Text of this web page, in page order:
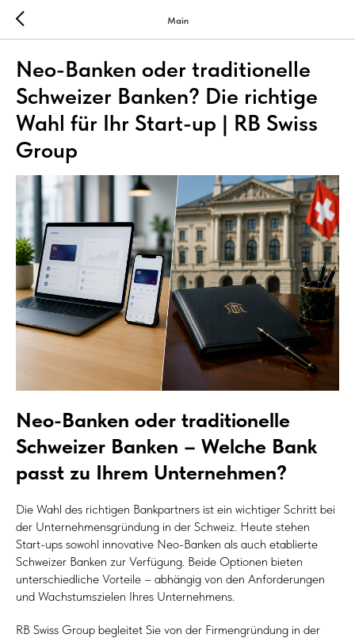
Main
Neo-Banken oder traditionelle
Schweizer Banken? Die richtige
Wahl für Ihr Start-up | RB Swiss
Group
Neo-Banken oder traditionelle
Schweizer Banken – Welche Bank
passt zu Ihrem Unternehmen?
Die Wahl des richtigen Bankpartners ist ein wichtiger Schritt bei
der Unternehmensgründung in der Schweiz. Heute stehen
Start-ups sowohl innovative Neo-Banken als auch etablierte
Schweizer Banken zur Verfügung. Beide Optionen bieten
unterschiedliche Vorteile – abhängig von den Anforderungen
und Wachstumszielen Ihres Unternehmens.
RB Swiss Group begleitet Sie von der Firmengründung in der